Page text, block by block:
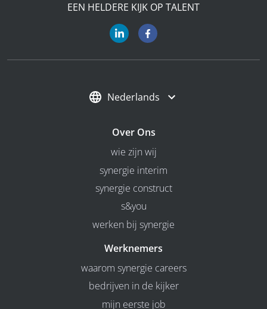
EEN HELDERE KIJK OP TALENT
Nederlands
Over Ons
wie zijn wij
synergie interim
synergie construct
s&you
werken bij synergie
Werknemers
waarom synergie careers
bedrijven in de kijker
mijn eerste job